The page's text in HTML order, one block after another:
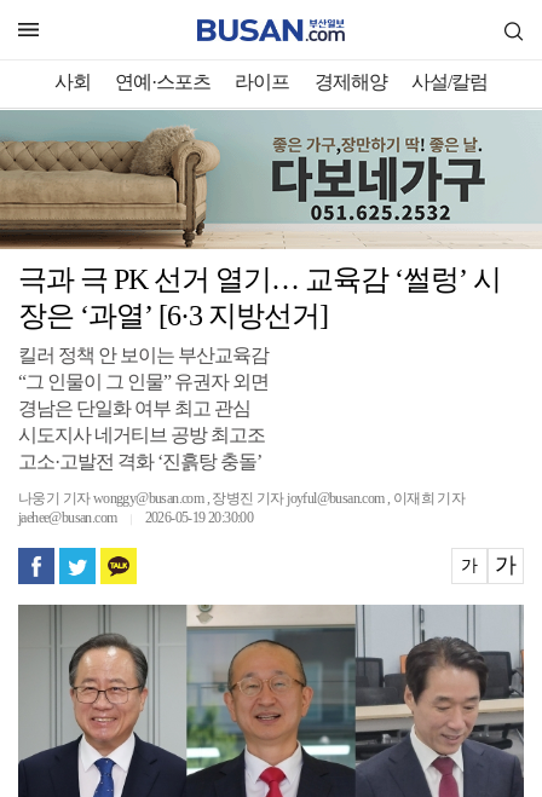
사회 연예·스포츠 라이프 경제해양 사설/칼럼
극과 극 PK 선거 열기… 교육감 ‘썰렁’ 시
장은 ‘과열’ [6·3 지방선거]
킬러 정책 안 보이는 부산교육감
“그 인물이 그 인물” 유권자 외면
경남은 단일화 여부 최고 관심
시도지사 네거티브 공방 최고조
고소·고발전 격화 ‘진흙탕 충돌’
나웅기 기자 wonggy@busan.com , 장병진 기자 joyful@busan.com , 이재희 기자
jaehee@busan.com
2026-05-19 20:30:00
가 가